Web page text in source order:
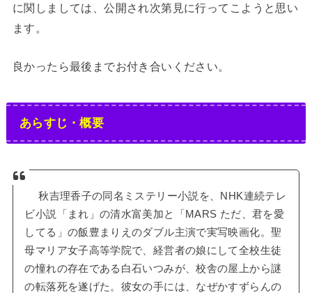
に関しましては、公開され次第見に行ってこようと思い
ます。
良かったら最後までお付き合いください。
あらすじ・概要
秋吉理香子の同名ミステリー小説を、NHK連続テレ
ビ小説「まれ」の清水富美加と「MARS ただ、君を愛
してる」の飯豊まりえのダブル主演で実写映画化。聖
母マリア女子高等学院で、経営者の娘にして全校生徒
の憧れの存在である白石いつみが、校舎の屋上から謎
の転落死を遂げた。彼女の手には、なぜかすずらんの